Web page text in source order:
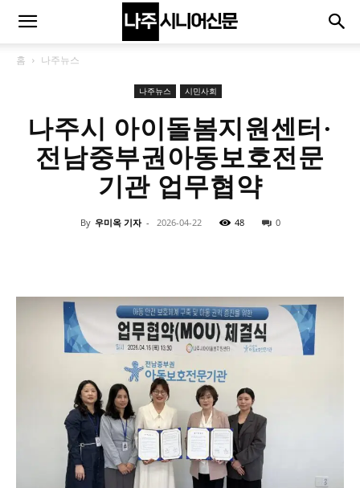
홈 나주뉴스
나주뉴스 시민사회
나주시 아이돌봄지원센터·
전남중부권아동보호전문
기관 업무협약
By 우미옥 기자 - 2026-04-22 48 0